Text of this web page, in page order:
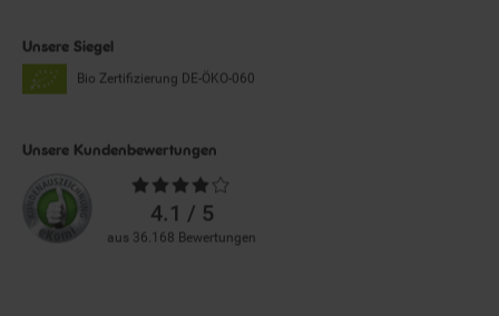
Unsere Siegel
Bio Zertifizierung DE-ÖKO-060
Unsere Kundenbewertungen
Durchschnittliche
Bewertungen4.1 / 5
aus 36.168 Bewertungen